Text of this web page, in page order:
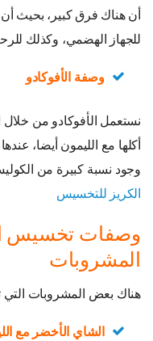
أن هناك فرق كبير، بحيث
للجهاز الهضمي، وكذلك
وصفة الأفوكادو
نستعمل الأفوكادو من
أكلها مع الليمون أيضا،
وجود نسبة كبيرة من
الكريز للتخسيس
وصفات تخسيس
المشروبات
هناك بعض المشروبات
الشاي الأخضر مع